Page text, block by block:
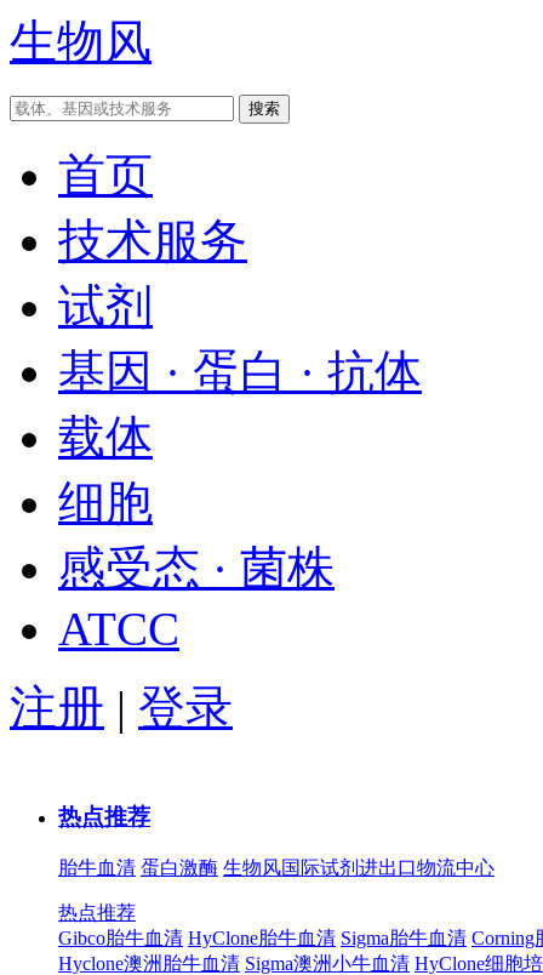
生物风
首页
技术服务
试剂
基因 · 蛋白 · 抗体
载体
细胞
感受态 · 菌株
ATCC
注册 | 登录
热点推荐
胎牛血清 蛋白激酶 生物风国际试剂进出口物流中心
热点推荐
Gibco胎牛血清 HyClone胎牛血清 Sigma胎牛血清 Corning
Hyclone澳洲胎牛血清 Sigma澳洲小牛血清 HyClone细胞